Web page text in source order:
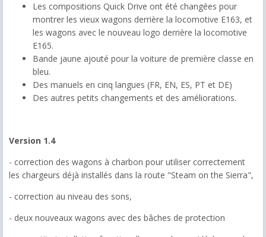
Les compositions Quick Drive ont été changées pour
montrer les vieux wagons derrière la locomotive E163, et
les wagons avec le nouveau logo derrière la locomotive
E165.
Bande jaune ajouté pour la voiture de première classe en
bleu.
Des manuels en cinq langues (FR, EN, ES, PT et DE)
Des autres petits changements et des améliorations.
Version 1.4
- correction des wagons à charbon pour utiliser correctement
les chargeurs déjà installés dans la route "Steam on the Sierra",
- correction au niveau des sons,
- deux nouveaux wagons avec des bâches de protection